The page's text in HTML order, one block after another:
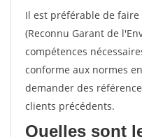
Il est préférable de faire
(Reconnu Garant de
compétences
conforme aux normes
demander des
clients précédents.
Quelles sont